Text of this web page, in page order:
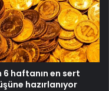
6 haftanın en sert
hazırlanıyor